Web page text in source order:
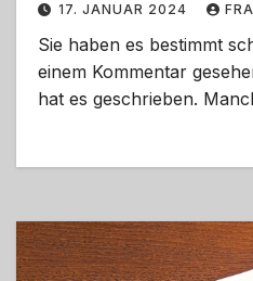
17. JANUAR 2024
Sie haben es bestimmt
einem Kommentar
hat es geschrieben.